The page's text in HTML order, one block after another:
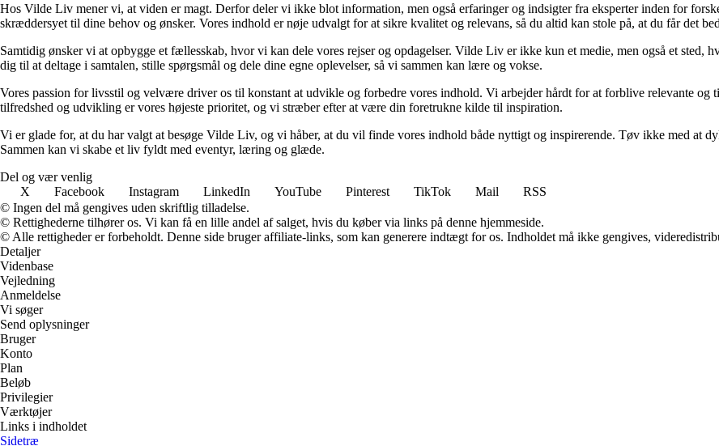
Hos Vilde Liv mener vi, at viden er magt. Derfor deler vi ikke blot information, men også erfaringer og indsigter fra eksperter inden for
skræddersyet til dine behov og ønsker. Vores indhold er nøje udvalgt for at sikre kvalitet og relevans, så du altid kan stole på, at du får det
Samtidig ønsker vi at opbygge et fællesskab, hvor vi kan dele vores rejser og opdagelser. Vilde Liv er ikke kun et medie, men også et sted,
dig til at deltage i samtalen, stille spørgsmål og dele dine egne oplevelser, så vi sammen kan lære og vokse.
Vores passion for livsstil og velvære driver os til konstant at udvikle og forbedre vores indhold. Vi arbejder hårdt for at forblive relevante og
tilfredshed og udvikling er vores højeste prioritet, og vi stræber efter at være din foretrukne kilde til inspiration.
Vi er glade for, at du har valgt at besøge Vilde Liv, og vi håber, at du vil finde vores indhold både nyttigt og inspirerende. Tøv ikke med at
Sammen kan vi skabe et liv fyldt med eventyr, læring og glæde.
Del og vær venlig
X
Facebook Instagram LinkedIn YouTube Pinterest TikTok Mail
RSS
© Ingen del må gengives uden skriftlig tilladelse.
© Rettighederne tilhører os. Vi kan få en lille andel af salget, hvis du køber via links på denne hjemmeside.
© Alle rettigheder er forbeholdt. Denne side bruger affiliate-links, som kan generere indtægt for os. Indholdet må ikke gengives,
Detaljer
Videnbase
Vejledning
Anmeldelse
Vi søger
Send oplysninger
Bruger
Konto
Plan
Beløb
Privilegier
Værktøjer
Links i indholdet
Sidetræ